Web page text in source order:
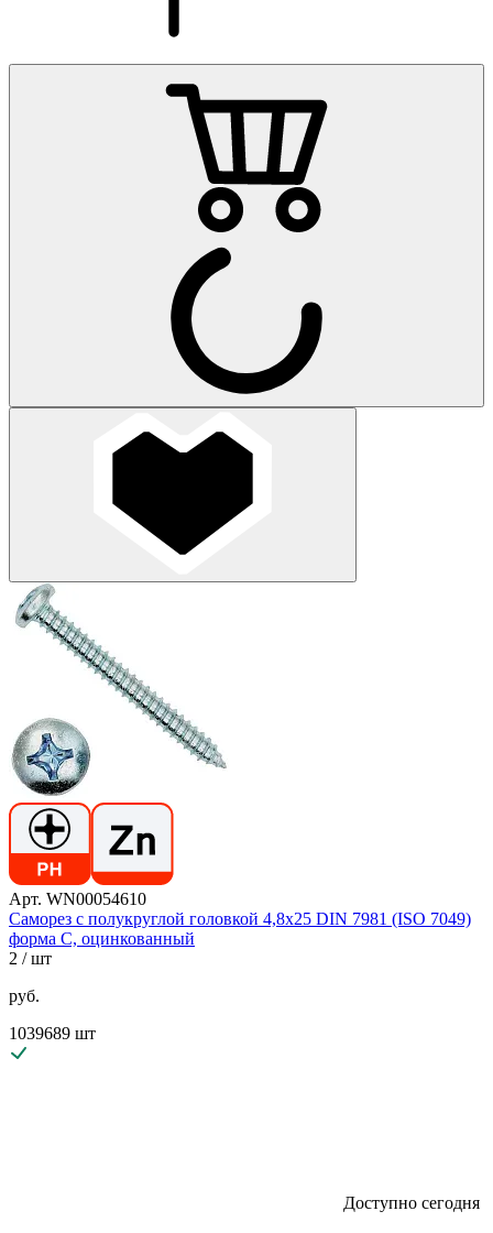
Арт. WN00054610
Саморез с полукруглой головкой 4,8х25 DIN 7981 (ISO 7049)
форма C, оцинкованный
2 / шт
руб.
1039689 шт
Доступно сегодня